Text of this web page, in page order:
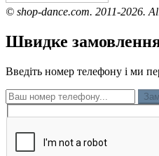
© shop-dance.com. 2011-2026.
Швидке
Введіть номер телефону і ми